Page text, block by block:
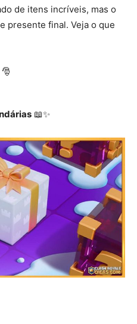
de itens incríveis, mas o
presente final. Veja o que
🎅
📖✨